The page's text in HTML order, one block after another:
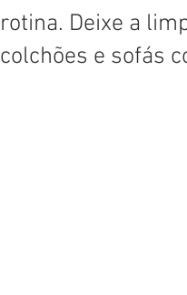
rotina. Deixe a
colchões e sofás